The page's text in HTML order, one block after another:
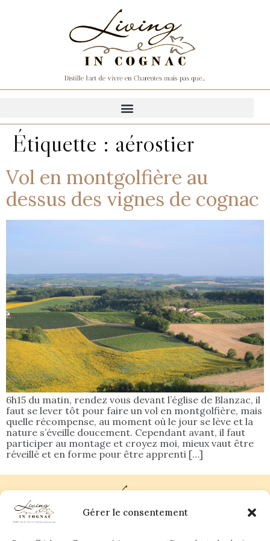
Gérer le consentement
Étiquette : aérostier
Vol en montgolfière au
dessus des vignes de cognac
6h15 du matin, rendez vous devant l’église de Blanzac, il
faut se lever tôt pour faire un vol en montgolfière, mais
quelle récompense, au moment où le jour se lève et la
nature s’éveille doucement. Cependant avant, il faut
participer au montage et croyez moi, mieux vaut être
réveillé et en forme pour être apprenti […]